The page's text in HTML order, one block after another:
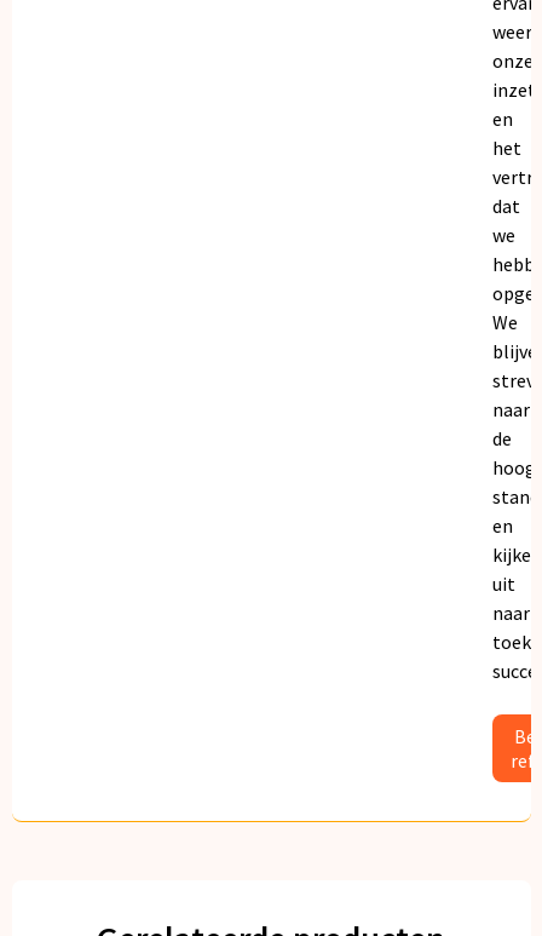
onze
inzet
en
het
dat
we
We
naar
de
en
kijken
uit
naar